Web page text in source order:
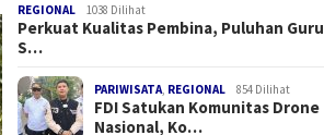
REGIONAL 1038 Dilihat
Perkuat Kualitas Pembina, Puluhan Guru
S…
PARIWISATA REGIONAL 854 Dilihat
FDI Satukan Komunitas Drone
Nasional, Ko…